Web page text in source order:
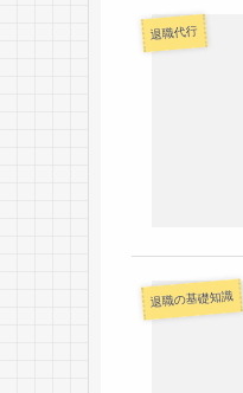
退職代行
退職の基礎知識